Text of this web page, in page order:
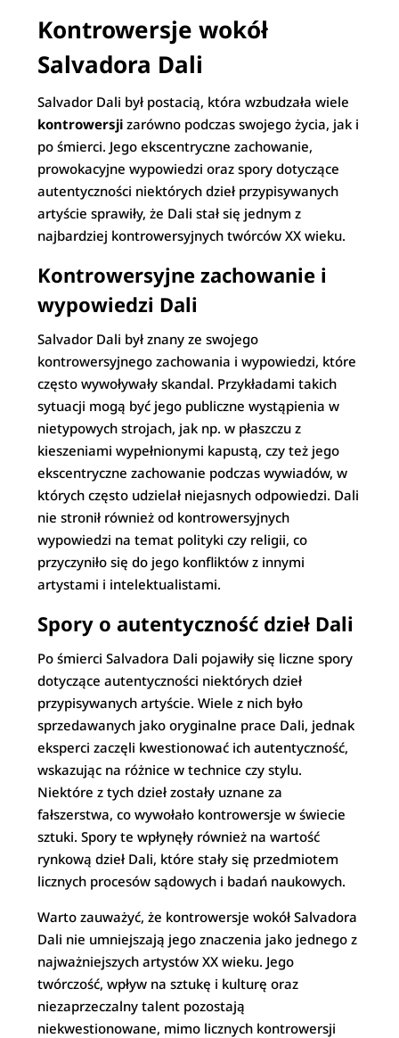
Kontrowersje wokół
Salvadora Dali
Salvador Dali był postacią, która wzbudzała wiele
kontrowersji zarówno podczas swojego życia, jak i
po śmierci. Jego ekscentryczne zachowanie,
prowokacyjne wypowiedzi oraz spory dotyczące
autentyczności niektórych dzieł przypisywanych
artyście sprawiły, że Dali stał się jednym z
najbardziej kontrowersyjnych twórców XX wieku.
Kontrowersyjne zachowanie i
wypowiedzi Dali
Salvador Dali był znany ze swojego
kontrowersyjnego zachowania i wypowiedzi, które
często wywoływały skandal. Przykładami takich
sytuacji mogą być jego publiczne wystąpienia w
nietypowych strojach, jak np. w płaszczu z
kieszeniami wypełnionymi kapustą, czy też jego
ekscentryczne zachowanie podczas wywiadów, w
których często udzielał niejasnych odpowiedzi. Dali
nie stronił również od kontrowersyjnych
wypowiedzi na temat polityki czy religii, co
przyczyniło się do jego konfliktów z innymi
artystami i intelektualistami.
Spory o autentyczność dzieł Dali
Po śmierci Salvadora Dali pojawiły się liczne spory
dotyczące autentyczności niektórych dzieł
przypisywanych artyście. Wiele z nich było
sprzedawanych jako oryginalne prace Dali, jednak
eksperci zaczęli kwestionować ich autentyczność,
wskazując na różnice w technice czy stylu.
Niektóre z tych dzieł zostały uznane za
fałszerstwa, co wywołało kontrowersje w świecie
sztuki. Spory te wpłynęły również na wartość
rynkową dzieł Dali, które stały się przedmiotem
licznych procesów sądowych i badań naukowych.
Warto zauważyć, że kontrowersje wokół Salvadora
Dali nie umniejszają jego znaczenia jako jednego z
najważniejszych artystów XX wieku. Jego
twórczość, wpływ na sztukę i kulturę oraz
niezaprzeczalny talent pozostają
niekwestionowane, mimo licznych kontrowersji